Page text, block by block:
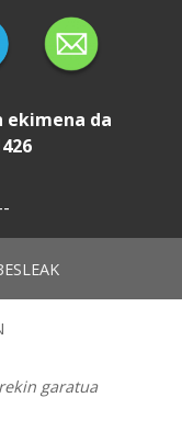
ekimena da
garatua